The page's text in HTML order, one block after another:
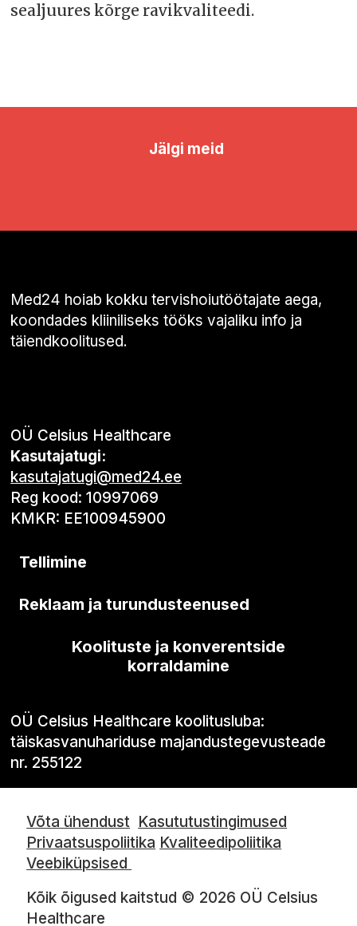
sealjuures kõrge ravikvaliteedi.
Jälgi meid
Med24 hoiab kokku tervishoiutöötajate aega,
koondades kliiniliseks tööks vajaliku info ja
täiendkoolitused.
OÜ Celsius Healthcare
Kasutajatugi:
kasutajatugi@med24.ee
Reg kood: 10997069
KMKR: EE100945900
Tellimine
Reklaam ja turundusteenused
Koolituste ja konverentside
korraldamine
OÜ Celsius Healthcare koolitusluba:
täiskasvanuhariduse majandustegevusteade
nr. 255122
Võta ühendust Kasututustingimused
Privaatsuspoliitika Kvaliteedipoliitika
Veebiküpsised
Kõik õigused kaitstud © 2026 OÜ Celsius
Healthcare